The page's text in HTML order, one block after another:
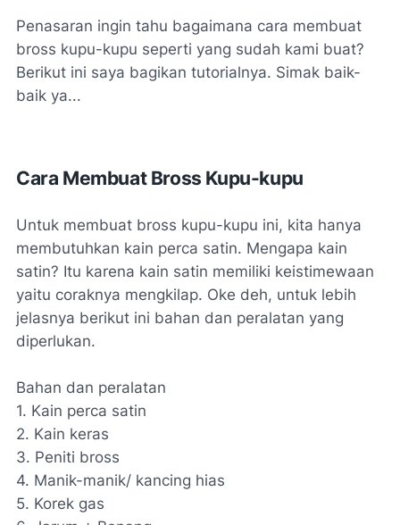
Penasaran ingin tahu bagaimana cara membuat
bross kupu-kupu seperti yang sudah kami buat?
Berikut ini saya bagikan tutorialnya. Simak baik-
baik ya...
Cara Membuat Bross Kupu-kupu
Untuk membuat bross kupu-kupu ini, kita hanya
membutuhkan kain perca satin. Mengapa kain
satin? Itu karena kain satin memiliki keistimewaan
yaitu coraknya mengkilap. Oke deh, untuk lebih
jelasnya berikut ini bahan dan peralatan yang
diperlukan.
Bahan dan peralatan
1. Kain perca satin
2. Kain keras
3. Peniti bross
4. Manik-manik/ kancing hias
5. Korek gas